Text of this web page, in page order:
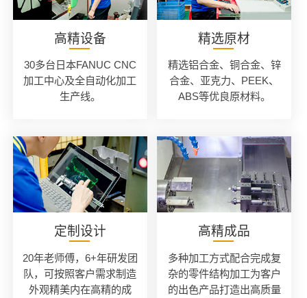
高精设备
30多台日本FANUC CNC
加工中心及全自动化加工
生产线。
精选原材
精选铝合金、铜合金、锌
合金、亚克力、PEEK、
ABS等优良原材料。
定制设计
20年老师傅，6+年研发团
队，可按照客户需求制造
外观精美内在高精的成
高精成品
多种加工方式配合完成复
杂的零件结构加工为客户
的出色产品打造出高质量